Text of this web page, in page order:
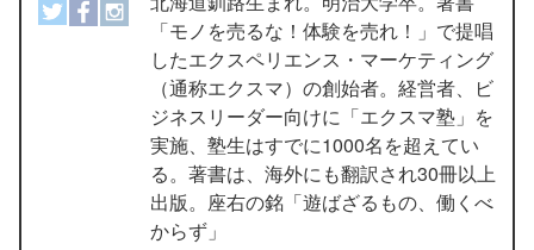
「モノを売るな！体験を売れ！」で提唱
したエクスペリエンス・マーケティング
（通称エクスマ）の創始者。経営者、ビ
ジネスリーダー向けに「エクスマ塾」を
実施、塾生はすでに1000名を超えてい
る。著書は、海外にも翻訳され30冊以上
出版。座右の銘「遊ばざるもの、働くべ
からず」